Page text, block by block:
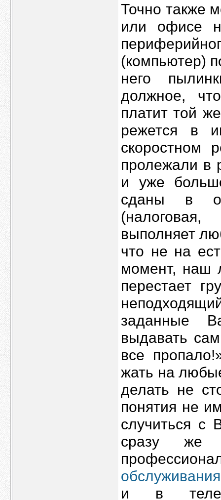
Точно также
или офисе
(компьютер)
него
должное,
платит той
режется в
скоростном
пролежали в
и уже
сданы в
выполняет
что не на
момент, наш
перестает
заданные
выдавать
все
жать на
делать не
понятия не
случиться с
сразу же
обслуживания
и в